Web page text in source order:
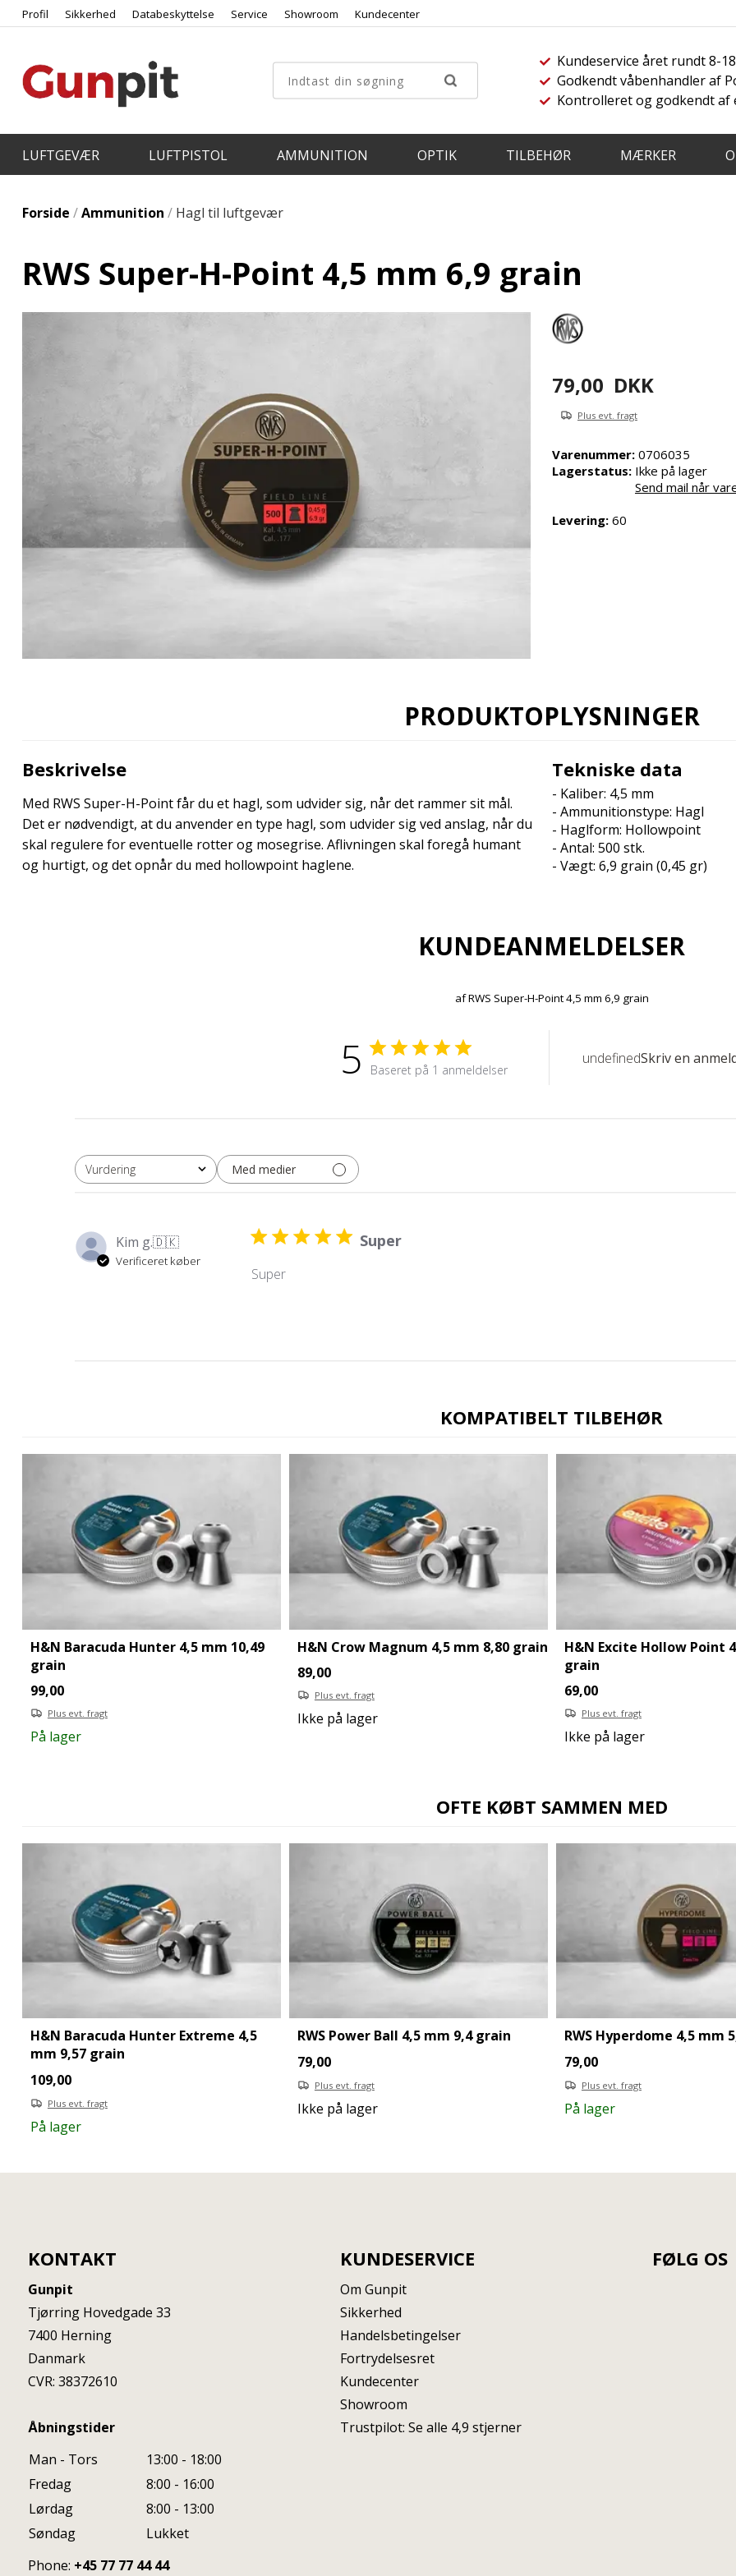
Profil Sikkerhed Databeskyttelse Service Showroom Kundecenter
Kundeservice året rundt 8-18
Godkendt våbenhandler af
Kontrolleret og godkendt
LUFTGEVÆR LUFTPISTOL AMMUNITION OPTIK TILBEHØR MÆRKER
Forside /Ammunition / Hagl til luftgevær
RWS Super-H-Point 4,5 mm 6,9 grain
79,00 DKK
Plus evt. fragt
Varenummer: 0706035
Lagerstatus: Ikke på lager
Send mail når
Levering: 60
PRODUKTOPLYSNINGER
Beskrivelse
Med RWS Super-H-Point får du et hagl, som udvider sig, når det rammer sit mål.
Det er nødvendigt, at du anvender en type hagl, som udvider sig ved anslag, når du
skal regulere for eventuelle rotter og mosegrise. Aflivningen skal foregå humant
og hurtigt, og det opnår du med hollowpoint haglene.
Tekniske data
- Kaliber: 4,5 mm
- Ammunitionstype: Hagl
- Haglform: Hollowpoint
- Antal: 500 stk.
- Vægt: 6,9 grain (0,45 gr)
KUNDEANMELDELSER
afRWS Super-H-Point 4,5 mm 6,9 grain
5 Baseret på 1 anmeldelser
undefinedSkriv en
Vurdering
Alle vurderinger Med medier
Kim g.🇩🇰
Verificeret køber
Super
Super
KOMPATIBELT TILBEHØR
H&N Baracuda Hunter 4,5 mm 10,49
grain
99,00
Plus evt. fragt
På lager
H&N Crow Magnum 4,5 mm 8,80 grain
89,00
Plus evt. fragt
Ikke på lager
H&N Excite Hollow Point
grain
69,00
Plus evt. fragt
Ikke på lager
OFTE KØBT SAMMEN MED
H&N Baracuda Hunter Extreme 4,5
mm 9,57 grain
109,00
Plus evt. fragt
På lager
RWS Power Ball 4,5 mm 9,4 grain
79,00
Plus evt. fragt
Ikke på lager
RWS Hyperdome 4,5 mm
79,00
Plus evt. fragt
På lager
KONTAKT
Gunpit
Tjørring Hovedgade 33
7400 Herning
Danmark
CVR: 38372610
Åbningstider
Man - Tors
13:00 - 18:00
Fredag
8:00 - 16:00
Lørdag
8:00 - 13:00
Søndag
Lukket
Phone: +45 77 77 44 44
KUNDESERVICE
Om Gunpit
Sikkerhed
Handelsbetingelser
Fortrydelsesret
Kundecenter
Showroom
Trustpilot: Se alle 4,9 stjerner
FØLG OS